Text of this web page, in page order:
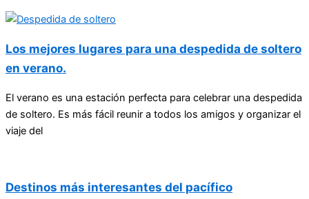
Los mejores lugares para una despedida de soltero
en verano.
El verano es una estación perfecta para celebrar una despedida
de soltero. Es más fácil reunir a todos los amigos y organizar el
viaje del
Destinos más interesantes del pacífico